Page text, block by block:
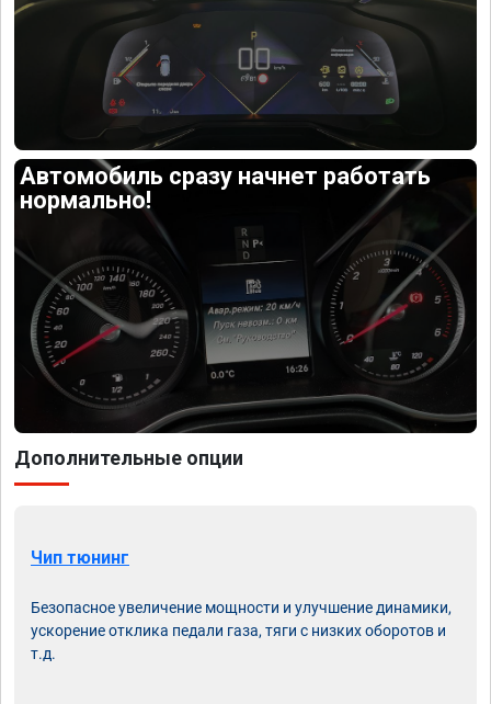
Автомобиль сразу начнет работать
нормально!
Дополнительные опции
Чип тюнинг
Безопасное увеличение мощности и улучшение динамики,
ускорение отклика педали газа, тяги с низких оборотов и
т.д.